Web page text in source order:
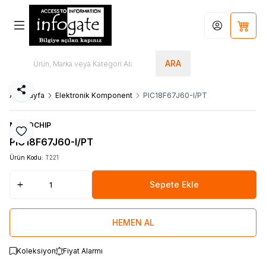
ARA
Hesabım
Ana Sayfa Elektronik Komponent PIC18F67J60-I/PT
Favoriye Ekle
Paylaş
MICROCHIP
PIC18F67J60-I/PT
Ürün Kodu: T221
Sepete Ekle
HEMEN AL
Koleksiyon Fiyat Alarmı